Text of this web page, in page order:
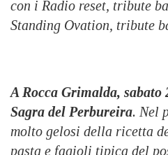
con i Radio reset, tribute
Standing Ovation, tribute
A Rocca Grimalda, sabato
Sagra del Perbureira. Nel
molto gelosi della ricetta
pasta e fagioli tipica del